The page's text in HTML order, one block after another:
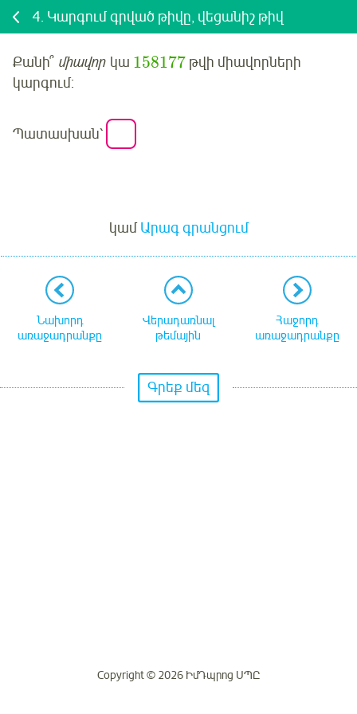
4. Կարգում գրված թիվը, վեցանիշ թիվ
Քանի՞ միավոր կա 158177թվի միավորների
կարգում:
Պատասխան՝
կամԱրագ գրանցում
Նախորդ
առաջադրանքը
Վերադառնալ
թեմային
Հաջորդ
առաջադրանքը
Գրեք մեզ
Copyright © 2026 ԻմԴպրոց ՍՊԸ